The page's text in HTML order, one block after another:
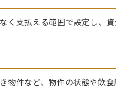
く支払える範囲で設定し、資
物件など、物件の状態や飲